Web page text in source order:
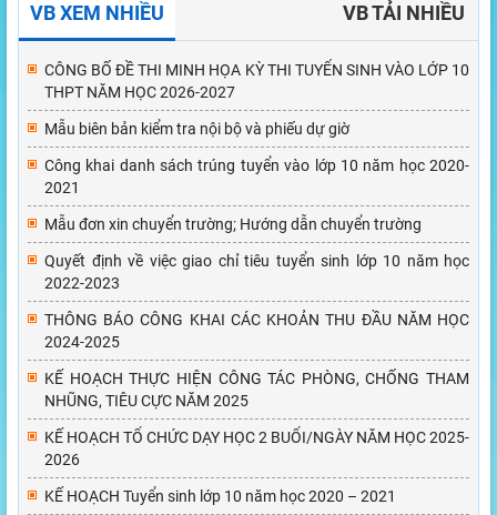
VB XEM NHIỀU VB TẢI NHIỀU
CÔNG BỐ ĐỀ THI MINH HỌA KỲ THI TUYỂN SINH VÀO LỚP 10
THPT NĂM HỌC 2026-2027
Mẫu biên bản kiểm tra nội bộ và phiếu dự giờ
Công khai danh sách trúng tuyển vào lớp 10 năm học 2020-
2021
Mẫu đơn xin chuyển trường; Hướng dẫn chuyển trường
Quyết định về việc giao chỉ tiêu tuyển sinh lớp 10 năm học
2022-2023
THÔNG BÁO CÔNG KHAI CÁC KHOẢN THU ĐẦU NĂM HỌC
2024-2025
KẾ HOẠCH THỰC HIỆN CÔNG TÁC PHÒNG, CHỐNG THAM
NHŨNG, TIÊU CỰC NĂM 2025
KẾ HOẠCH TỔ CHỨC DẠY HỌC 2 BUỔI/NGÀY NĂM HỌC 2025-
2026
KẾ HOẠCH Tuyển sinh lớp 10 năm học 2020 – 2021